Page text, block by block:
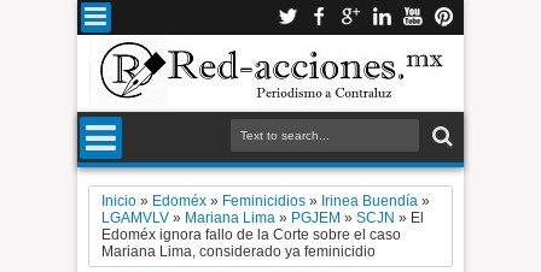
Inicio » Edoméx » Feminicidios » Irinea Buendía »
LGAMVLV » Mariana Lima » PGJEM »SCJN » El
Edoméx ignora fallo de la Corte sobre el caso
Mariana Lima, considerado ya feminicidio